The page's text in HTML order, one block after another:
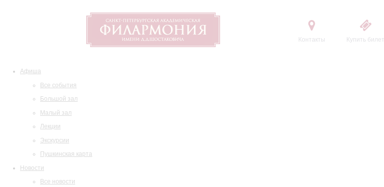
Контакты Купить билет
Афиша
Все события
Большой зал
Малый зал
Лекции
Экскурсии
Пушкинская карта
Новости
Все новости